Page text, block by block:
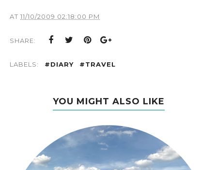
AT 11/10/2009 02:18:00 PM
SHARE:
LABELS: #DIARY #TRAVEL
YOU MIGHT ALSO LIKE